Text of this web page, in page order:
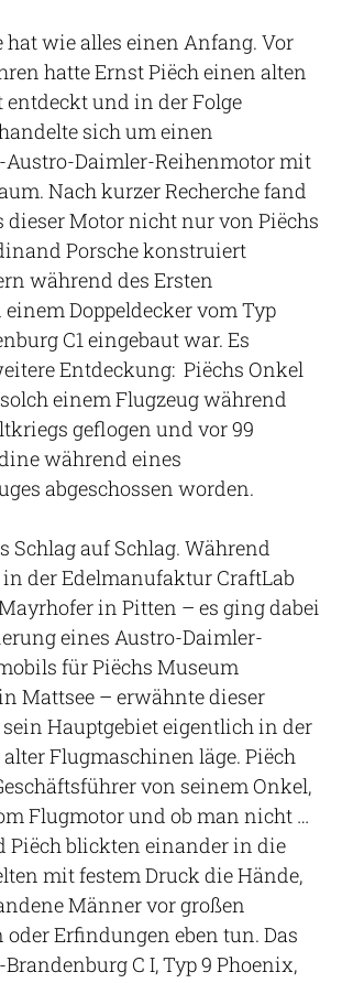
hat wie alles einen Anfang. Vor
hatte Ernst Piëch einen alten
entdeckt und in der Folge
sich um einen
Austro-Daimler-Reihenmotor mit
Nach kurzer Recherche fand
dieser Motor nicht nur von Piëchs
Porsche konstruiert
während des Ersten
Doppeldecker vom Typ
C1 eingebaut war. Es
Entdeckung: Piëchs Onkel
einem Flugzeug während
geflogen und vor 99
während eines
abgeschossen worden.
Schlag auf Schlag. Während
in der Edelmanufaktur CraftLab
in Pitten – es ging dabei
eines Austro-Daimler-
für Piëchs Museum
Mattsee – erwähnte dieser
Hauptgebiet eigentlich in der
Flugmaschinen läge. Piëch
von seinem Onkel,
Flugmotor und ob man nicht …
Piëch blickten einander in die
mit festem Druck die Hände,
Männer vor großen
Erfindungen eben tun. Das
C I, Typ 9 Phoenix,